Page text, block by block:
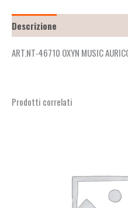
Descrizione
ART.NT-46710 OXYN MUSIC
Prodotti correlati